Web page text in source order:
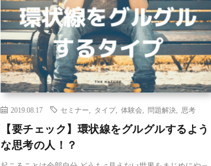
2019.08.17 セミナー タイプ,体験会 問題解決 思考
【要チェック】環状線をグルグルするよう
な思考の人！？